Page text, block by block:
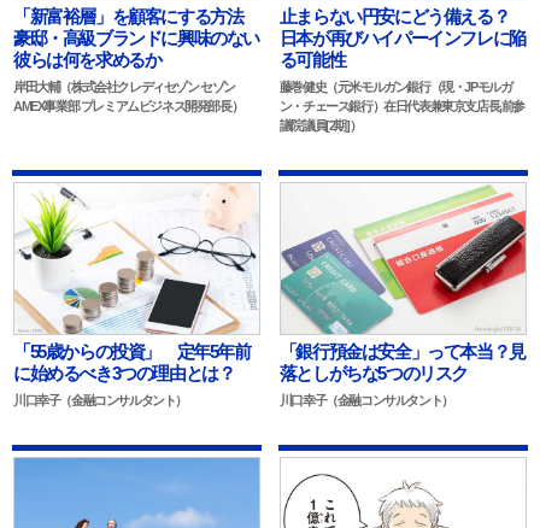
「新富裕層」を顧客にする方法
豪邸・高級ブランドに興味のない
彼らは何を求めるか
岸田大輔（株式会社クレディセゾン セゾン
AMEX事業部 プレミアムビジネス開発部長）
止まらない円安にどう備える？
日本が再びハイパーインフレに陥
る可能性
藤巻健史（元米モルガン銀行（現・JPモルガ
ン・チェース銀行）在日代表兼東京支店長,前参
議院議員[2期]）
「55歳からの投資」 定年5年前
に始めるべき3つの理由とは？
川口幸子（金融コンサルタント）
「銀行預金は安全」って本当？見
落としがちな5つのリスク
川口幸子（金融コンサルタント）